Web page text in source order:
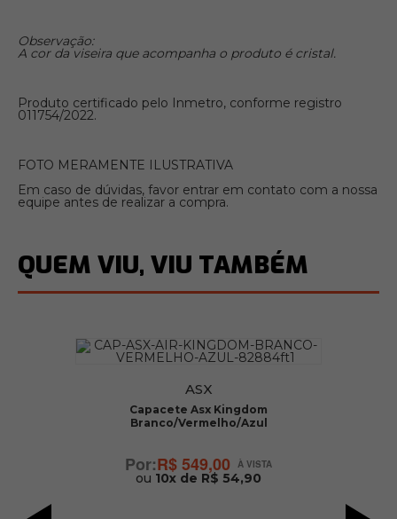
Observação:
A cor da viseira que acompanha o produto é cristal.
Produto certificado pelo Inmetro, conforme registro
011754/2022.
FOTO MERAMENTE ILUSTRATIVA
Em caso de dúvidas, favor entrar em contato com a nossa
equipe antes de realizar a compra.
QUEM VIU, VIU TAMBÉM
ASX
Capacete Asx Kingdom
Branco/Vermelho/Azul
R$ 549,00
ou 10x de R$ 54,90